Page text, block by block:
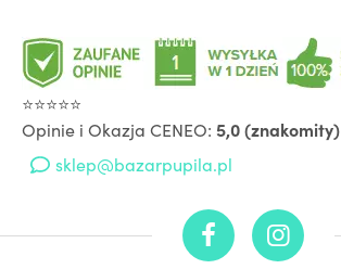
⭐⭐⭐⭐⭐
Opinie i Okazja CENEO: 5,0 (znakomity)
sklep@bazarpupila.pl